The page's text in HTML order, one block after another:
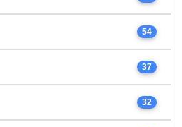
54
37
32